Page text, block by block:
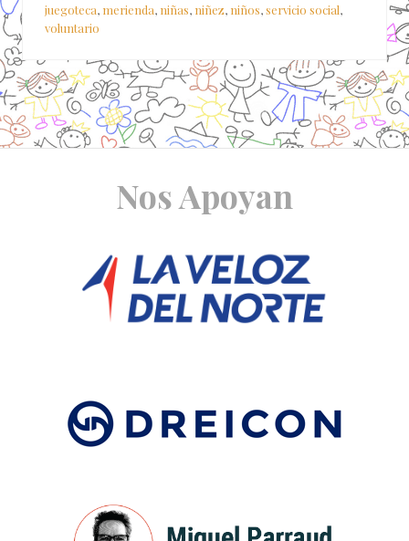
juegoteca, merienda, niñas, niñez, niños,servicio social,
voluntario
Nos Apoyan